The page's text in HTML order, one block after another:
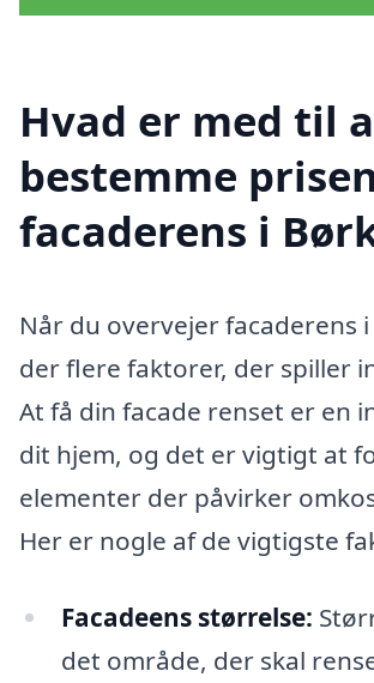
Hvad er med til
bestemme
facaderens i
Når du overvejer facaderens
der flere faktorer, der spiller
At få din facade renset er en
dit hjem, og det er vigtigt at
elementer der påvirker
Her er nogle af de vigtigste
Facadeens størrelse:
det område, der skal